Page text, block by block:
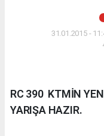
31.01.2015 -
RC 390  KTMİN
YARIŞA HAZIR.